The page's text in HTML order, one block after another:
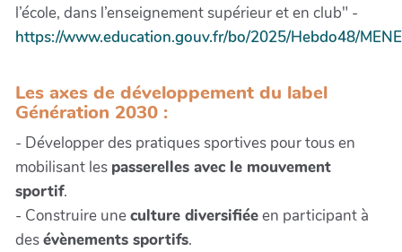
l’école, dans l’enseignement supérieur et en club" -
https://www.education.gouv.fr/bo/2025/Hebdo48/
Les axes de développement du label
Génération 2030 :
- Développer des pratiques sportives pour tous en
mobilisant les passerelles avec le mouvement
sportif.
- Construire uneculture diversifiéeen participant à
desévènements sportifs.